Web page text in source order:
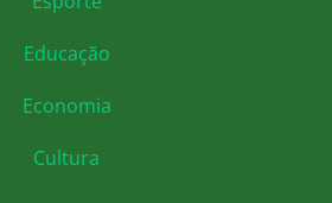
Educação
Economia
Cultura